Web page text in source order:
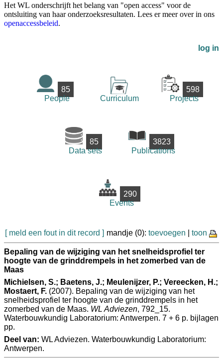
Het WL onderschrijft het belang van "open access" voor de
ontsluiting van haar onderzoeksresultaten. Lees er meer over in ons
openaccessbeleid.
log in
85
People
Curriculum
598
Projects
85
Data sets
3823
Publications
290
Events
[ meld een fout in dit record ] mandje (0): toevoegen toon
Bepaling van de wijziging van het snelheidsprofiel ter
hoogte van de grinddrempels in het zomerbed van de
Maas
Michielsen, S.; Baetens, J.; Meulenijzer, P.; Vereecken, H.;
Mostaert, F. (2007). Bepaling van de wijziging van het
snelheidsprofiel ter hoogte van de grinddrempels in het
zomerbed van de Maas. WL Adviezen, 792_15.
Waterbouwkundig Laboratorium: Antwerpen. 7 + 6 p. bijlagen
pp.
Deel van: WL Adviezen. Waterbouwkundig Laboratorium:
Antwerpen.